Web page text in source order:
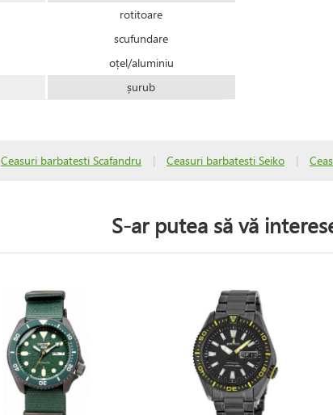
rotitoare
scufundare
oțel/aluminiu
șurub
Ceasuri barbatesti Scafandru | Ceasuri barbatesti Seiko |
S-ar putea să vă